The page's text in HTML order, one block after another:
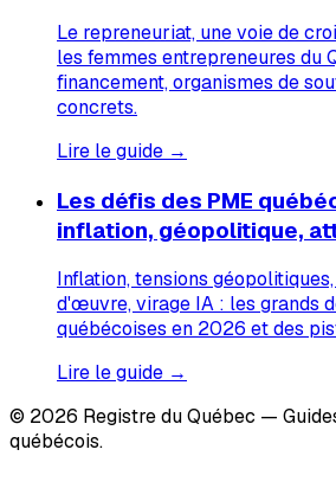
Le repreneuriat, une voie de
les femmes entrepreneures du
financement, organismes de
concrets.
Lire le guide →
Les défis des PME
inflation, géopolitique,
Inflation, tensions
d'œuvre, virage IA : les grands
québécoises en 2026 et des
Lire le guide →
© 2026 Registre du Québec —
québécois.